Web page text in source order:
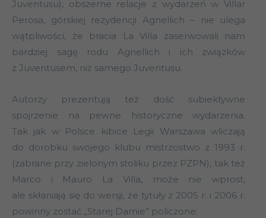
Juventusu), obszerne relacje z wydarzeń w Villar
Perosa, górskiej rezydencji Agnellich – nie ulega
wątpliwości, że bracia La Villa zaserwowali nam
bardziej sagę rodu Agnellich i ich związków
z Juventusem, niż samego Juventusu.
Autorzy prezentują też dość subiektywne
spojrzenie na pewne historyczne wydarzenia.
Tak jak w Polsce kibice Legii Warszawa wliczają
do dorobku swojego klubu mistrzostwo z 1993 r.
(zabrane przy zielonym stoliku przez PZPN), tak też
Marco i Mauro La Villa, może nie wprost,
ale skłaniają się do wersji, że tytuły z 2005 r. i 2006 r.
powinny zostać „Starej Damie” policzone: